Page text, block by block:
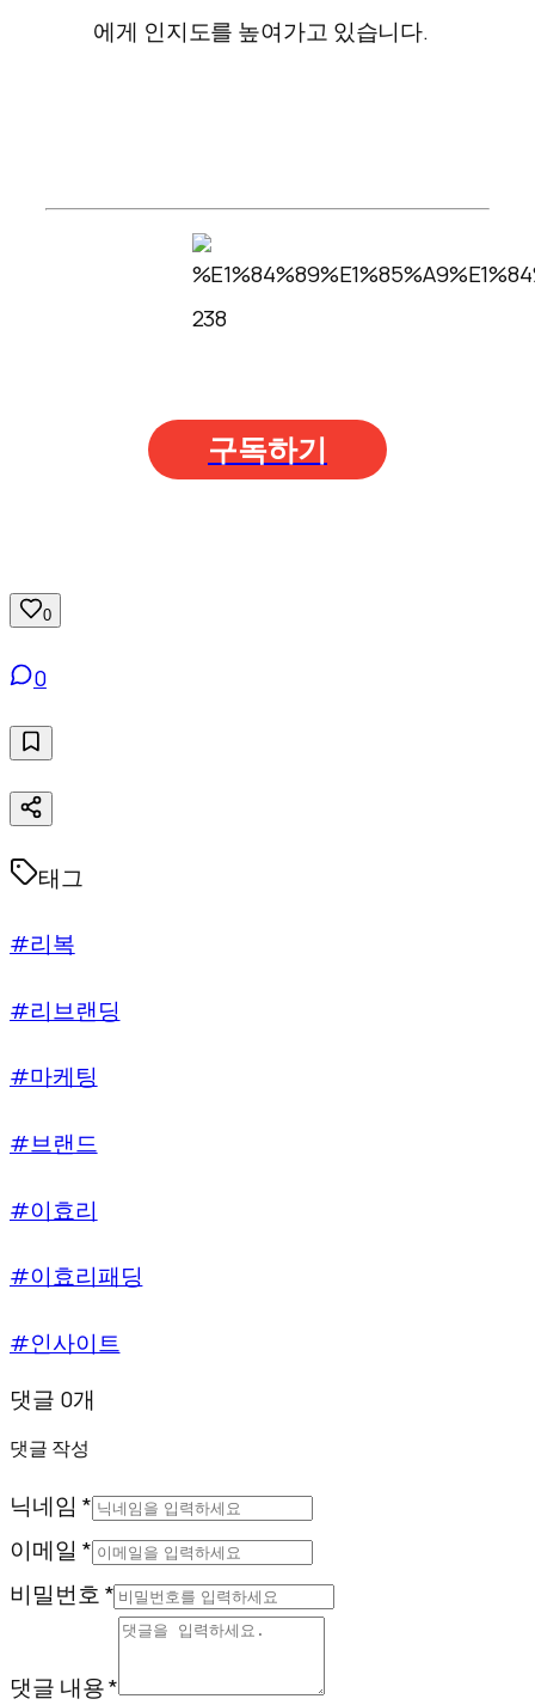
에게 인지도를 높여가고 있습니다.
구독하기
0
0
태그
#리복
#리브랜딩
#마케팅
#브랜드
#이효리
#이효리패딩
#인사이트
댓글 0개
댓글 작성
닉네임 *
이메일 *
비밀번호 *
댓글 내용 *